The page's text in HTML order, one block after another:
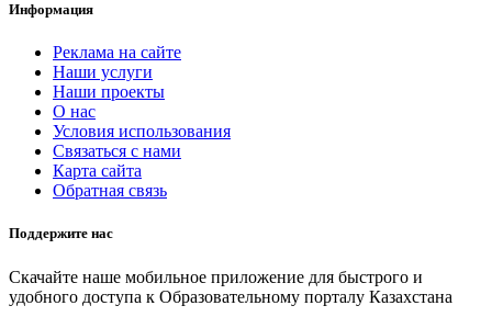
Информация
Реклама на сайте
Наши услуги
Наши проекты
О нас
Условия использования
Связаться с нами
Карта сайта
Обратная связь
Поддержите нас
Скачайте наше мобильное приложение для быстрого и
удобного доступа к Образовательному порталу Казахстана